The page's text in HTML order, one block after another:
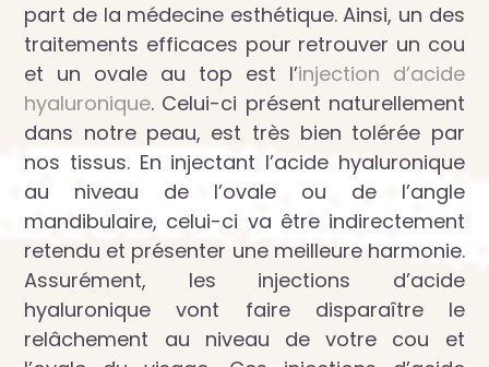
part de la médecine esthétique. Ainsi, un des
traitements efficaces pour retrouver un cou
et un ovale au top est l’injection d’acide
hyaluronique. Celui-ci présent naturellement
dans notre peau, est très bien tolérée par
nos tissus. En injectant l’acide hyaluronique
au niveau de l’ovale ou de l’angle
mandibulaire, celui-ci va être indirectement
retendu et présenter une meilleure harmonie.
Assurément, les injections d’acide
hyaluronique vont faire disparaître le
relâchement au niveau de votre cou et